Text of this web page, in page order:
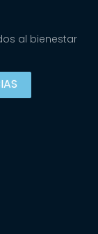
al bienestar